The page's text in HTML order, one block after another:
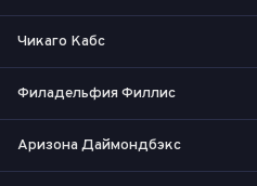
Чикаго Кабс
Филадельфия Филлис
Аризона Даймондбэкс